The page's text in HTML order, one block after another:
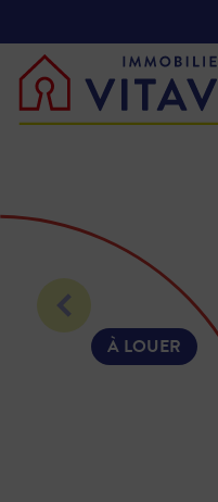
À LOUER